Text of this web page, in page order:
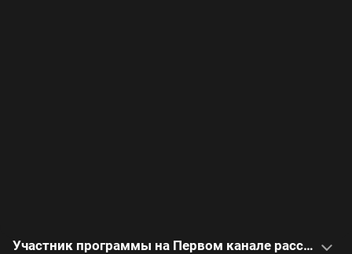
Участник программы на Первом канале рассказал о закулисье «Поля Чудес» — видео